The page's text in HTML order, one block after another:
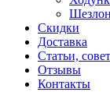
Скидки
Доставка
Статьи,
Отзывы
Контакты